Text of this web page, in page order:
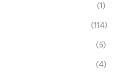
(1)
(114)
(5)
(4)